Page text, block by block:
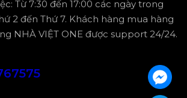
Từ 7:30 đến 17:00 các ngày trong
2 đến Thứ 7. Khách hàng mua hàng
NHÀ VIỆT ONE được support 24/24.